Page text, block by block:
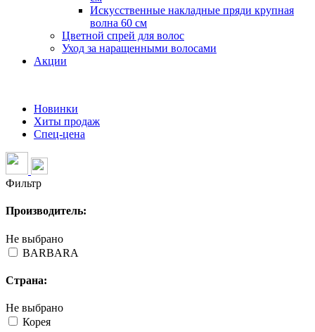
Искусственные накладные пряди крупная
волна 60 см
Цветной спрей для волос
Уход за наращенными волосами
Акции
Новинки
Хиты продаж
Спец-цена
Фильтр
Производитель:
Не выбрано
BARBARA
Страна:
Не выбрано
Корея